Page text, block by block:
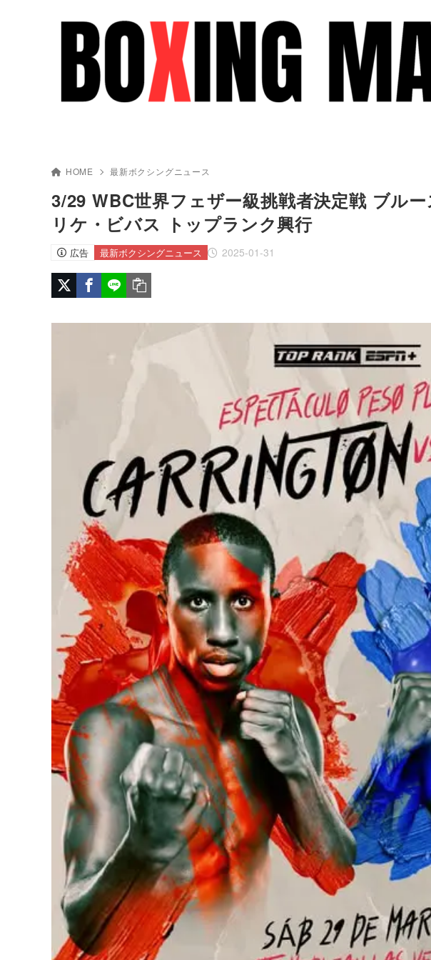
HOME 最新ボクシングニュース
3/29 WBC世界フェザー級挑戦者決定戦 ブル
リケ・ビバス トップランク興行
広告 2025-01-31
最新ボクシングニュース